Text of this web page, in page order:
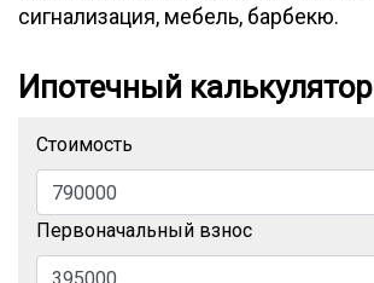
сигнализация, мебель, барбекю.
Ипотечный калькулятор
Стоимость
Первоначальный взнос